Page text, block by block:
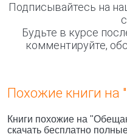
Подписывайтесь на
Будьте в курсе
комментируйте,
Похожие книги на
Книги похожие на
скачать бесплатно